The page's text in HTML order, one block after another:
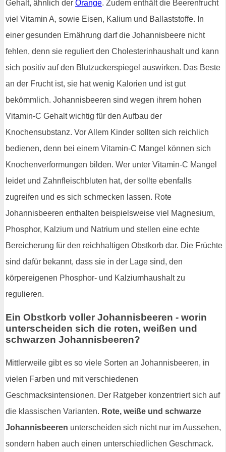
Gehalt, ähnlich der Orange. Zudem enthält die Beerenfrucht
viel Vitamin A, sowie Eisen, Kalium und Ballaststoffe. In
einer gesunden Ernährung darf die Johannisbeere nicht
fehlen, denn sie reguliert den Cholesterinhaushalt und kann
sich positiv auf den Blutzuckerspiegel auswirken. Das Beste
an der Frucht ist, sie hat wenig Kalorien und ist gut
bekömmlich. Johannisbeeren sind wegen ihrem hohen
Vitamin-C Gehalt wichtig für den Aufbau der
Knochensubstanz. Vor Allem Kinder sollten sich reichlich
bedienen, denn bei einem Vitamin-C Mangel können sich
Knochenverformungen bilden. Wer unter Vitamin-C Mangel
leidet und Zahnfleischbluten hat, der sollte ebenfalls
zugreifen und es sich schmecken lassen. Rote
Johannisbeeren enthalten beispielsweise viel Magnesium,
Phosphor, Kalzium und Natrium und stellen eine echte
Bereicherung für den reichhaltigen Obstkorb dar. Die Früchte
sind dafür bekannt, dass sie in der Lage sind, den
körpereigenen Phosphor- und Kalziumhaushalt zu
regulieren.
Ein Obstkorb voller Johannisbeeren - worin
unterscheiden sich die roten, weißen und
schwarzen Johannisbeeren?
Mittlerweile gibt es so viele Sorten an Johannisbeeren, in
vielen Farben und mit verschiedenen
Geschmacksintensionen. Der Ratgeber konzentriert sich auf
die klassischen Varianten. Rote, weiße und schwarze
Johannisbeeren unterscheiden sich nicht nur im Aussehen,
sondern haben auch einen unterschiedlichen Geschmack.